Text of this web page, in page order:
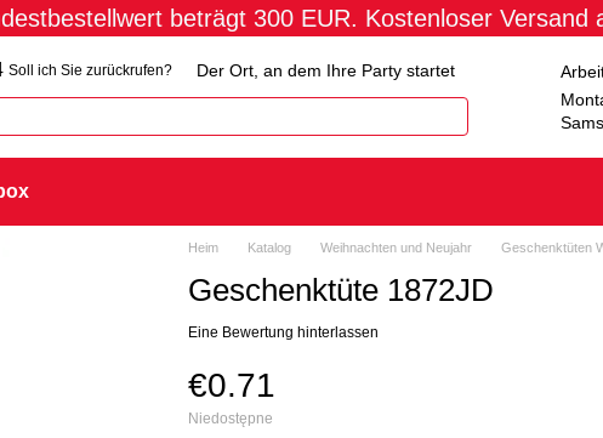
beträgt 300 EUR. Kostenloser Versand
Soll ich Sie zurückrufen? Der Ort, an dem Ihre Party startet
Heim Katalog Weihnachten und Neujahr Geschenktüten
Geschenktüte 1872JD
Eine Bewertung hinterlassen
€0.71
Niedostępne